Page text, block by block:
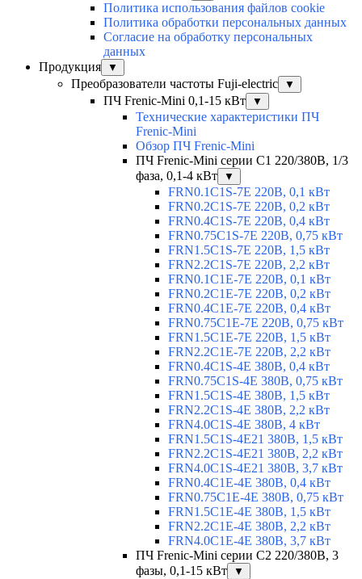
Политика использования файлов cookie
Политика обработки персональных данных
Согласие на обработку персональных
данных
Продукция
▼
Преобразователи частоты Fuji-electric ▼
ПЧ Frenic-Mini 0,1-15 кВт ▼
Технические характеристики ПЧ
Frenic-Mini
Обзор ПЧ Frenic-Mini
ПЧ Frenic-Mini серии C1 220/380В, 1/3
фаза, 0,1-4 кВт
▼
FRN0.1C1S-7E 220В, 0,1 кВт
FRN0.2C1S-7E 220В, 0,2 кВт
FRN0.4C1S-7E 220В, 0,4 кВт
FRN0.75C1S-7E 220В, 0,75 кВт
FRN1.5C1S-7E 220В, 1,5 кВт
FRN2.2C1S-7E 220В, 2,2 кВт
FRN0.1C1E-7E 220В, 0,1 кВт
FRN0.2C1E-7E 220В, 0,2 кВт
FRN0.4C1E-7E 220В, 0,4 кВт
FRN0.75C1E-7E 220В, 0,75 кВт
FRN1.5C1E-7E 220В, 1,5 кВт
FRN2.2C1E-7E 220В, 2,2 кВт
FRN0.4C1S-4E 380В, 0,4 кВт
FRN0.75C1S-4E 380В, 0,75 кВт
FRN1.5C1S-4E 380В, 1,5 кВт
FRN2.2C1S-4E 380В, 2,2 кВт
FRN4.0C1S-4E 380В, 4 кВт
FRN1.5C1S-4E21 380В, 1,5 кВт
FRN2.2C1S-4E21 380В, 2,2 кВт
FRN4.0C1S-4E21 380В, 3,7 кВт
FRN0.4C1E-4E 380В, 0,4 кВт
FRN0.75C1E-4E 380В, 0,75 кВт
FRN1.5C1E-4E 380В, 1,5 кВт
FRN2.2C1E-4E 380В, 2,2 кВт
FRN4.0C1E-4E 380В, 3,7 кВт
ПЧ Frenic-Mini серии С2 220/380В, 3
фазы, 0,1-15 кВт
▼